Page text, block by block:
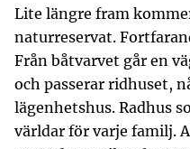
Lite längre fram
naturreservat.
Från båtvarvet går en
och passerar ridhuset,
lägenhetshus. Radhus
världar för varje familj.